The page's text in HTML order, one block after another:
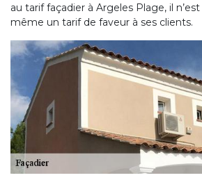
au tarif façadier à Argeles Plage, il
même un tarif de faveur à ses clients.